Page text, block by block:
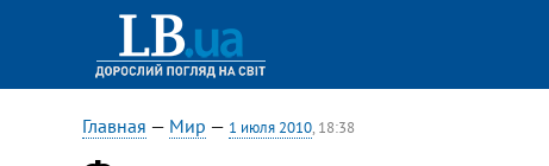
Главная — Мир — 1 июля 2010, 18:38